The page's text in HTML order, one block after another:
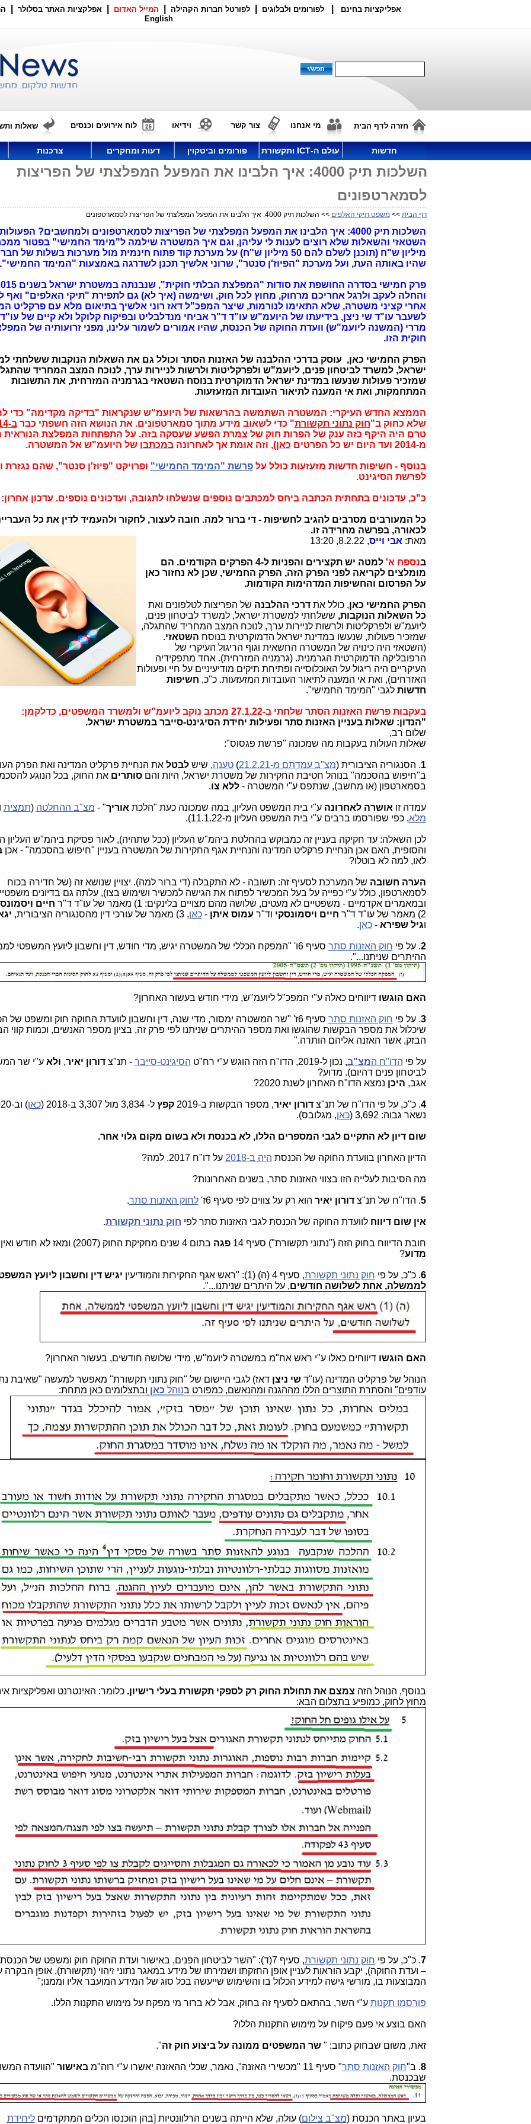
אפליקציות בחינם לפורומים ולבלוגים לפורטל חברות הקהילה המייל האדום אפלקציות האתר בסלולר
English
חזרה לדף הבית מי אנחנו צור קשר וידיאו לוח אירועים וכנסים שאלות
חדשות עולם ה-ICT ותקשורת פורומים וביטקוין דעות ומחקרים צרכנות
השלכות תיק 4000: איך הלבינו את המפעל המפלצתי של הפריצות
לסמארטפונים
דף הבית >>משפט תיקי האלפים >> השלכות תיק 4000: איך הלבינו את המפעל המפלצתי של הפריצות לסמארטפונים
השלכות תיק 4000: איך הלבינו את המפעל המפלצתי של הפריצות לסמארטפונים ולמחשבים?
השטאזי והשאלות שלא רוצים לענות לי עליהן, וגם איך
מיליון ש"ח (תוכנן לשלם להם 50 מיליון ש"ח) על מערכת קוד פתוח חינמית מול מערכות בשלות
שהיו באותה העת, ועל מערכת "הפיוז'ן סנטר", שרוני אלשיך תכנן לשדרגה באמצעות "המימד החמישי".
פרק חמישי בסדרה החושפת את
והחלה לעקב ולרגל אחריכם מרחוק, מחוץ לכל חוק, ושימשה (איך לא) גם לתפירת "תיקי האלפים" ואף
אחרי קציני משטרה, שלא התאימו לנורמות, שיצר המפכ"ל דאז רוני אלשיך בתיאום מלא עם פרקליט
לשעבר עו"ד שי ניצן, בידיעתו של היועמ"ש עו"ד ד"ר אביחי מנדלבליט ובפיקוח קלוקל ולא קיים של
מררי (המשנה ליועמ"ש) וועדת החוקה של הכנסת, שהיו אמורים לשמור עלינו, מפני זרועותיה של
חוקית הזו.
הפרק החמישי כאן, עוסק בדרכי ההלבנה של האזנות הסתר וכולל גם את השאלות הנוקבות ששלחתי
ישראל, למשרד לביטחון פנים, ליועמ"ש ולפרקליטות ולרשות לניירות ערך, לנוכח המצב המחריד
שמזכיר פעולות שנעשו במדינת ישראל הדמוקרטית בנוסח השטאזי בגרמניה המזרחית, את התשובות
המתחמקות, ואת אי המענה לתיאור העובדות המזעזעות.
הממצא החדש העיקרי: המשטרה השתמשה בהרשאות של היועמ"ש שנקראות "בדיקה מקדימה" כדי
שלא כחוק ב"חוק נתוני תקשורת" כדי לשאוב מידע מתוך סמארטפונים. את הנושא הזה חשפתי כברב-2014
טרם היה היקף כזה ענק של הפרות חוק של צמרת הפשע שעסקה בזה. על התפתחות המפלצת הנוראית
מ-2014 ועד היום יש כל הפרטים
כאן), וזה אומת אך לאחרונהבמכתבו של היועמ"ש אל המשטרה.
בנוסף - חשיפות חדשות מזעזעות כולל עלפרשת "המימד החמישי" ופרויקט "פיוז'ן סנטר", שהם
לפרשת הסיגינט.
כ"כ, עדכונים בתחתית הכתבה ביחס למכתבים נוספים שנשלחו לתגובה, ועדכונים נוספים. עדכון אחרון:
כל המעורבים מסרבים להגיב לחשיפות - די ברור למה. חובה לעצור, לחקור ולהעמיד לדין את כל
לכאורה, בפרשה מחרידה זו.
מאת: אבי וייס, 8.2.22, 13:20
בנספח א'
למטה יש תקצירים והפניות ל-4 הפרקים הקודמים. הם
מומלצים לקריאה לפני הפרק הזה, הפרק החמישי, שכן לא נחזור כאן
על הפרסום והחשיפות המדהימות הקודמות. ​
הפרק החמישי כאן, כולל אתדרכי ההלבנה של הפריצות לטלפונים ואת
כל השאלות הנוקבות, ששלחתי למשטרת ישראל, למשרד לביטחון פנים,
ליועמ"ש ולפרקליטות ולרשות לניירות ערך, לנוכח המצב המחריד שהתגלה,
שמזכיר פעולות, שנעשו במדינת ישראל הדמוקרטית בנוסח השטאזי.
(השטאזי היה כינויה של המשטרה החשאית וגוף הריגול העיקרי של
הרפובליקה הדמוקרטית הגרמנית. (גרמניה המזרחית). אחד מתפקידיה
העיקריים היה ריגול על האוכלוסייה ופתיחת תיקים מודיעיניים על חיי ופעולות
האזרחים), ואת אי המענה לתיאור העובדות המזעזעות. כ"כ, חשיפות
חדשותלגבי "המימד החמישי".
בעקבות פרשת האזנות הסתר שלחתי ב-27.1.22 מכתב נוקב ליועמ"ש ולמשרד המשפטים, כדלקמן:
"הנדון: שאלות בעניין האזנות סתר ופעילות יחידת הסיגינט-סייבר במשטרת ישראל.
שלום רב,
שאלות העולות בעקבות מה שמכונה "פרשת פגסוס":
1. הסנגוריה הציבורית (מצ"ב עמדתם מ-21.2.21 )טענה, שישלבטלאת הנחיית פרקליט המדינה ואת הפרק
ב"חיפוש בהסכמה" בנוהל חטיבת החקירות של משטרת ישראל, היות והםסותריםאת החוק, בכל הנוגע
בסמארטפון (או מחשב), שנתפס ע"י המשטרה -ללא צו.
עמדה זו אושרה לאחרונהע"י בית המשפט העליון, במה שמכונה כעת "הלכת אוריך" - מצ"ב ההחלטה (תמצית ו
מלא, כפי שפורסמו ברבים ע"י בית המשפט העליון מ-11.1.22).
לכן השאלה: עד חקיקה בעניין זה כמבוקש בהחלטת ביהמ"ש העליון (ככל שתהיה), לאור פסיקת ביהמ"ש העליון
והסופית, האם אכן הנחיית פרקליט המדינה והנחיית אגף החקירות של המשטרה בעניין "חיפוש בהסכמה" - אכן
לאו, למה לא בוטלו?
הערה חשובה של המערכת לסעיף זה: תשובה - לא התקבלה (די ברור למה). יצויין שנושא זה (של חדירה בכוח
לסמארטפון, כולל ע"י כפייה על בעל המכשיר לפתוח את הגישה למכשיר ושימוש בצו), עלתה גם בדיונים
ובמאמרים אקדמיים - משפטיים לא מעטים, שלושה מהם מצויים בלינקים: 1) מאמר של עו"ד ד"ר
חיים
2) מאמר של עו"ד ד"ר
חיים ויסמונסקי וד"ר עמוס איתן -כאן, 3) מאמר של עורכי דין מהסנגוריה הציבורית,
וגיל שפירא -כאן.
2. על פי חוק האזנות סתר
סעיף 6ו' "המפקח הכללי של המשטרה יגיש, מדי חודש, דין וחשבון ליועץ המשפטי
ההיתרים שניתנו...".
האם הוגשו דיווחים כאלה ע"י המפכ"ל ליועמ"ש, מידי חודש בעשור האחרון?
3. על פי חוק האזנות סתר
סעיף 6ז' "שר המשטרה ימסור, מדי שנה, דין וחשבון לוועדת החוקה חוק ומשפט של
שיכלול את מספר הבקשות שהוגשו ואת מספר ההיתרים שניתנו לפי פרק זה, בציון מספר האנשים, וכמות קווי
הבזק, אשר האזנה אליהם הותרה."
על פי הדו"ח המצ"ב, נכון ל-2019, הדו"ח הזה הוגש ע"י רח"ט הסיגינט-סייבר - תנ"צדורון יאיר, ולא ע"י שר
לביטחון פנים דהיום). מדוע?
אגב, היכן נמצא הדו"ח האחרון לשנת 2020?
4. כ"כ, על פי הדו"ח של תנ"צדורון יאיר, מספר הבקשות ב-2019 קפץל- 3,834 מול 3,307 ב-2018 ( כאן
נשאר גבוה: 3,692 (
כאן, מגלובס).
שום דיון לא התקיים לגבי המספרים הללו, לא בכנסת ולא בשום מקום גלוי אחר.
הדיון האחרון בוועדת החוקה של הכנסת היה ב-2018 על דו"ח 2017. למה?
מה הסיבות לעלייה הזו בצווי האזנות סתר, בשנים האחרונות?
5. הדו"ח של תנ"צדורון יאיר הוא רק על צווים לפי סעיף 6ז' לחוק האזנות סתר.
אין שום דיווח לוועדת החוקה של הכנסת לגבי האזנות סתר לפי חוק נתוני תקשורת.
חובת הדיווח בחוק הזה ("נתוני תקשורת") סעיף 14 פגה בתום 4 שנים מחקיקת החוק (2007) ומאז לא חודש ואין דיווח.
מדוע?
6. כ"כ, על פי חוק נתוני תקשורת, סעיף 4 (ה) (1): "ראש אגף החקירות והמודיעין
יגיש דין וחשבון ליועץ
לממשלה, אחת לשלושה חודשים, על היתרים שניתנו...".
האם הוגשו דיווחים כאלו ע"י ראש אח"מ במשטרה ליועמ"ש, מידי שלושה חודשים, בעשור האחרון?
הנוהל של פרקליט המדינה (עו"דשי ניצן דאז) לגבי היישום של "חוק נתוני תקשורת" מאפשר למעשה "שאיבת
עודפים" והסתרת התוצרים הללו מההגנה ומהנאשם, כמפורט בנוהל כאן ובתצלומים כאן מתחת:
בנוסף, הנוהל הזה צמצם את תחולת החוק רק לספקי תקשורת בעלי רישיון. כלומר: האינטרנט ואפליקציות
מחוץ לחוק, כמופיע בתצלום הבא:
7. כ"כ, על פי חוק נתוני תקשורת
, סעיף 7(ד): "השר לביטחון הפנים, באישור ועדת החוקה חוק ומשפט של
– ועדת החוקה), יקבע הוראות לעניין אופן החזקתו ושמירתו של מידע במאגר נתוני זיהוי (תקשורת), אופן הבקרה
המבוצעות בו, מורשי גישה למידע הכלול בו והשימוש שייעשה בכל סוג של המידע המועבר אליו וממנו;"
פורסמו תקנות ע"י השר, בהתאם לסעיף זה בחוק, אבל לא ברור מי מפקח על מימוש התקנות הללו.
האם בוצע אי פעם פיקוח על מימוש התקנות הללו?
זאת, משום שבחוק כתוב: "שר המשפטים ממונה על ביצוע חוק זה".
8. ב"חוק האזנות סתר" סעיף 11 "מכשירי האזנה", נאמר, שכלי ההאזנה יאשרו ע"י רוה"מ באישור "הוועדה
שבכנסת.
בעיון באתר הכנסת (מצ"ב צילום) עולה, שלא הייתה בשנים הרלוונטיות [בהן הוכנסו הכלים המתקדמיםליחידת